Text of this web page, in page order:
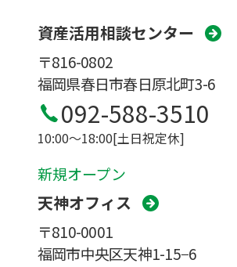
資産活用相談センター
〒816-0802
福岡県春日市春日原北町3-6
092-588-3510
10:00〜18:00[土日祝定休]
新規オープン
天神オフィス
〒810-0001
福岡市中央区天神1-15−6